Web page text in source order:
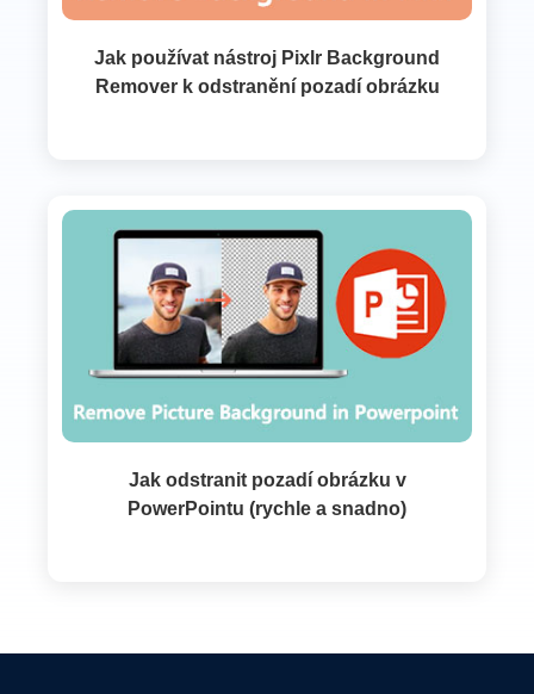
Jak používat nástroj Pixlr Background
Remover k odstranění pozadí obrázku
Jak odstranit pozadí obrázku v
PowerPointu (rychle a snadno)